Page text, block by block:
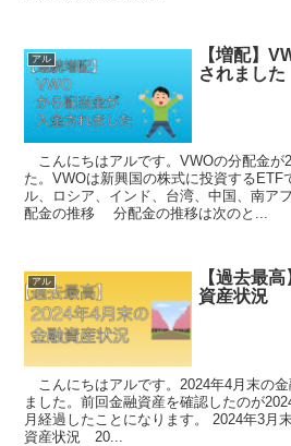
アル
【増配】
されました
こんにちはアルです。VWOの分配金が
た。VWOは新興国の株式に投資するETF
ル、ロシア、インド、台湾、中国、南ア
配金の推移 分配金の推移は次のと...
アル
【過去最
資産状況
こんにちはアルです。2024年4月末の
ました。前回金融資産を確認したのが
月経過したことになります。 2024年3月
資産状況 20...